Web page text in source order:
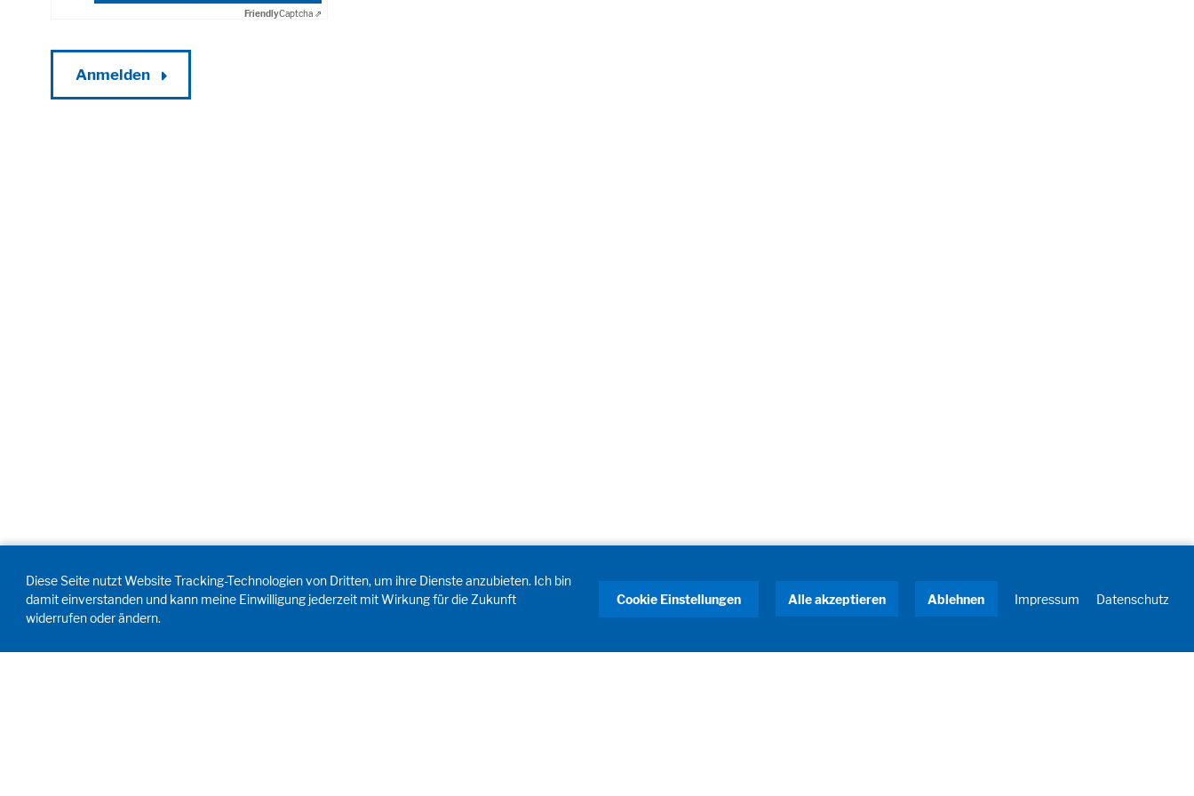
FriendlyCaptcha ⇗
Anmelden
Diese Seite nutzt Website Tracking-Technologien von Dritten, um ihre Dienste anzubieten. Ich bin
damit einverstanden und kann meine Einwilligung jederzeit mit Wirkung für die Zukunft
widerrufen oder ändern.
Cookie Einstellungen Alle akzeptieren Ablehnen Impressum Datenschutz